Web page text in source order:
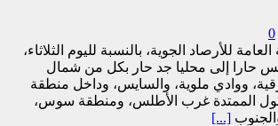
0
للأرصاد الجوية، بالنسبة لليوم الثلاثاء،
حارا إلى محليا جد حار بكل من شمال
ووادي ملوية، والسايس، وداخل منطقة
الممتدة غرب الأطلس، ومنطقة سوس،
[...]